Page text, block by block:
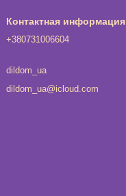
Контактная информация
+380731006604
dildom_ua
dildom_ua@icloud.com